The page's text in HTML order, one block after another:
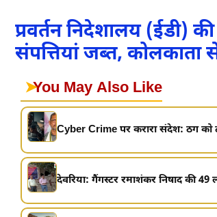
प्रवर्तन निदेशालय (ईडी)
संपत्तियां जब्त,
➤You May Also Like
Cyber Crime पर करारा संदेश: ठग को
देवरिया: गैंगस्टर रमाशंकर निषाद की